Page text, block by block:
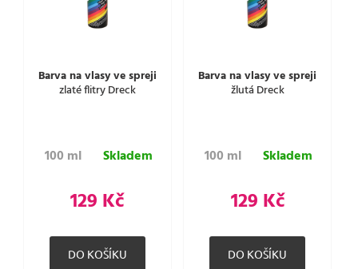
Barva na vlasy ve spreji
zlaté flitry Dreck
100 ml Skladem
129 Kč
Barva na vlasy ve spreji
žlutá Dreck
100 ml Skladem
129 Kč